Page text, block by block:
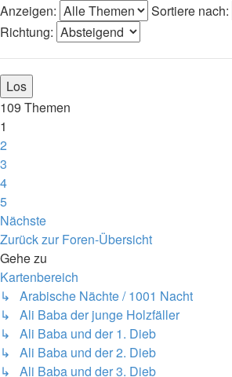
Anzeigen:
Sortiere nach:
Richtung:
109 Themen
1
2
3
4
5
Nächste
Zurück zur Foren-Übersicht
Gehe zu
Kartenbereich
↳ Arabische Nächte / 1001 Nacht
↳ Ali Baba der junge Holzfäller
↳ Ali Baba und der 1. Dieb
↳ Ali Baba und der 2. Dieb
↳ Ali Baba und der 3. Dieb